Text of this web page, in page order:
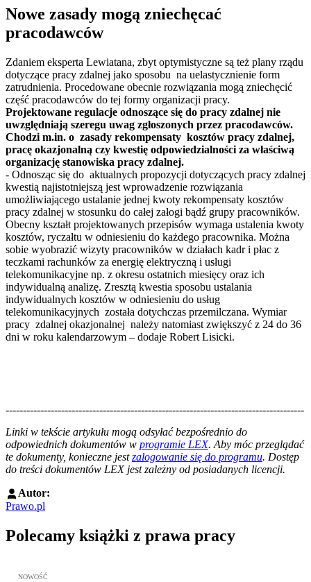
Nowe zasady mogą zniechęcać
pracodawców
Zdaniem eksperta Lewiatana, zbyt optymistyczne są też plany rządu
dotyczące pracy zdalnej jako sposobu na uelastycznienie form
zatrudnienia. Procedowane obecnie rozwiązania mogą zniechęcić
część pracodawców do tej formy organizacji pracy.
Projektowane regulacje odnoszące się do pracy zdalnej nie
uwzględniają szeregu uwag zgłoszonych przez pracodawców.
Chodzi m.in. o zasady rekompensaty kosztów pracy zdalnej,
pracę okazjonalną czy kwestię odpowiedzialności za właściwą
organizację stanowiska pracy zdalnej.
- Odnosząc się do aktualnych propozycji dotyczących pracy zdalnej
kwestią najistotniejszą jest wprowadzenie rozwiązania
umożliwiającego ustalanie jednej kwoty rekompensaty kosztów
pracy zdalnej w stosunku do całej załogi bądź grupy pracowników.
Obecny kształt projektowanych przepisów wymaga ustalenia kwoty
kosztów, ryczałtu w odniesieniu do każdego pracownika. Można
sobie wyobrazić wizyty pracowników w działach kadr i płac z
teczkami rachunków za energię elektryczną i usługi
telekomunikacyjne np. z okresu ostatnich miesięcy oraz ich
indywidualną analizę. Zresztą kwestia sposobu ustalania
indywidualnych kosztów w odniesieniu do usług
telekomunikacyjnych została dotychczas przemilczana. Wymiar
pracy zdalnej okazjonalnej należy natomiast zwiększyć z 24 do 36
dni w roku kalendarzowym – dodaje Robert Lisicki.
--------------------------------------------------------------------------------------
Linki w tekście artykułu mogą odsyłać bezpośrednio do
odpowiednich dokumentów w programie LEX. Aby móc przeglądać
te dokumenty, konieczne jestzalogowanie się do programu. Dostęp
do treści dokumentów LEX jest zależny od posiadanych licencji.
Autor:
Prawo.pl
Polecamy książki z prawa pracy
Przejdź do: Meritum Prawo Pracy 2026, Kazimierz Jaśkowski -
NOWOŚĆ